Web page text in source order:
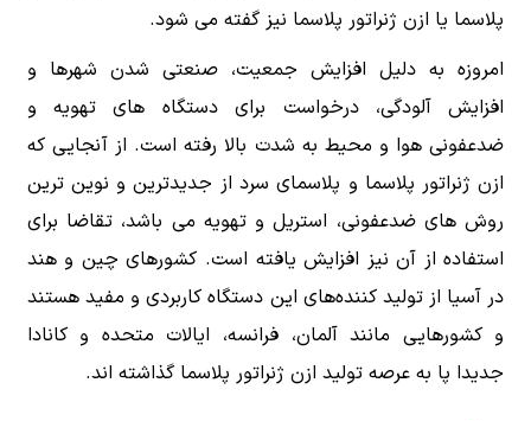
پلاسما یا ازن ژنراتور پلاسما نیز گفته می شود.
امروزه به دلیل افزایش جمعیت، صنعتی شدن شهرها و
افزایش آلودگی، درخواست برای دستگاه های تهویه و
ضدعفونی هوا و محیط به شدت بالا رفته است. از آنجایی که
ازن ژنراتور پلاسما و پلاسمای سرد از جدیدترین و نوین ترین
روش های ضدعفونی، استریل و تهویه می باشد، تقاضا برای
استفاده از آن نیز افزایش یافته است. کشورهای چین و هند
در آسیا از تولید کننده‌های این دستگاه کاربردی و مفید هستند
و کشورهایی مانند آلمان، فرانسه، ایالات متحده و کانادا
جدیدا پا به عرصه تولید ازن ژنراتور پلاسما گذاشته اند.